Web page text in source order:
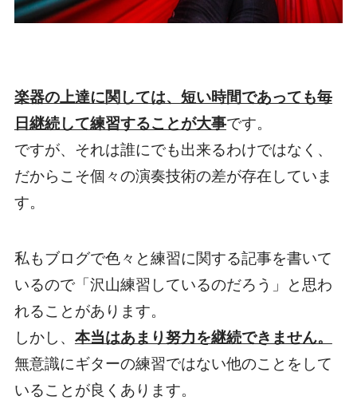
楽器の上達に関しては、短い時間であっても毎
日継続して練習することが大事です。
ですが、それは誰にでも出来るわけではなく、
だからこそ個々の演奏技術の差が存在していま
す。
私もブログで色々と練習に関する記事を書いて
いるので「沢山練習しているのだろう」と思わ
れることがあります。
しかし、 本当はあまり努力を継続できません。
無意識にギターの練習ではない他のことをして
いることが良くあります。